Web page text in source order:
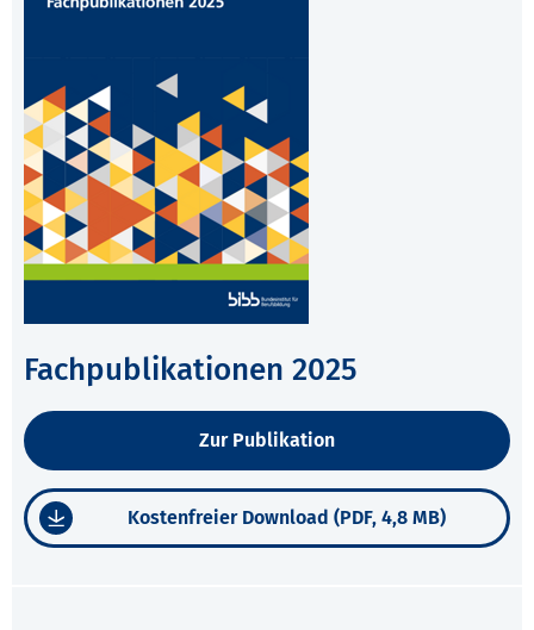
Fachpublikationen 2025
Zur Publikation
Kostenfreier Download (PDF, 4,8 MB)